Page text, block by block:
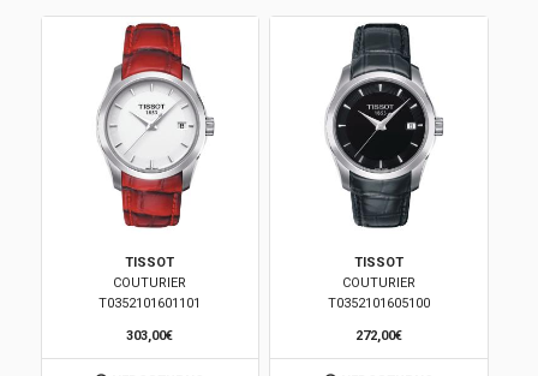
TISSOT
COUTURIER
T0352101601101
303,00€
TISSOT
COUTURIER
T0352101605100
272,00€